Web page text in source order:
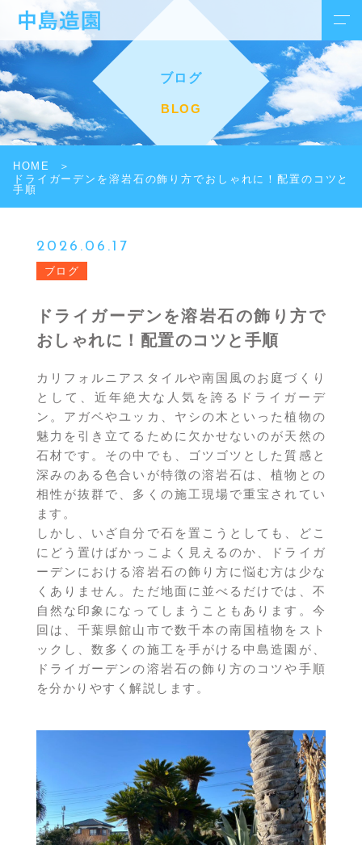
ブログ
BLOG
HOME
ドライガーデンを溶岩石の飾り方でおしゃれに！配置のコツと
手順
2026.06.17
ブログ
ドライガーデンを溶岩石の飾り方で
おしゃれに！配置のコツと手順
カリフォルニアスタイルや南国風のお庭づくり
として、近年絶大な人気を誇るドライガーデ
ン。アガベやユッカ、ヤシの木といった植物の
魅力を引き立てるために欠かせないのが天然の
石材です。その中でも、ゴツゴツとした質感と
深みのある色合いが特徴の溶岩石は、植物との
相性が抜群で、多くの施工現場で重宝されてい
ます。
しかし、いざ自分で石を置こうとしても、どこ
にどう置けばかっこよく見えるのか、ドライガ
ーデンにおける溶岩石の飾り方に悩む方は少な
くありません。ただ地面に並べるだけでは、不
自然な印象になってしまうこともあります。今
回は、千葉県館山市で数千本の南国植物をスト
ックし、数多くの施工を手がける中島造園が、
ドライガーデンの溶岩石の飾り方のコツや手順
を分かりやすく解説します。